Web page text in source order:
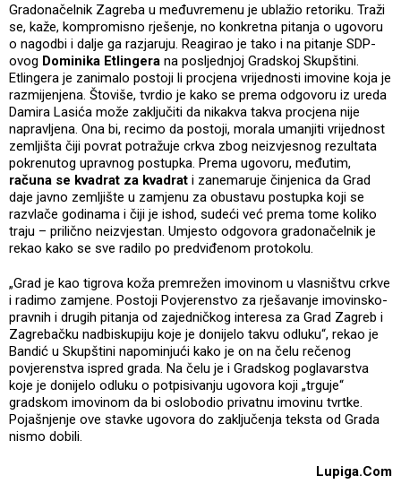
Gradonačelnik Zagreba u međuvremenu je ublažio retoriku. Traži
se, kaže, kompromisno rješenje, no konkretna pitanja o ugovoru
o nagodbi i dalje ga razjaruju. Reagirao je tako i na pitanje SDP-
ovog Dominika Etlingera na posljednjoj Gradskoj Skupštini.
Etlingera je zanimalo postoji li procjena vrijednosti imovine koja je
razmijenjena. Štoviše, tvrdio je kako se prema odgovoru iz ureda
Damira Lasića može zaključiti da nikakva takva procjena nije
napravljena. Ona bi, recimo da postoji, morala umanjiti vrijednost
zemljišta čiji povrat potražuje crkva zbog neizvjesnog rezultata
pokrenutog upravnog postupka. Prema ugovoru, međutim,
računa se kvadrat za kvadrat i zanemaruje činjenica da Grad
daje javno zemljište u zamjenu za obustavu postupka koji se
razvlače godinama i čiji je ishod, sudeći već prema tome koliko
traju – prilično neizvjestan. Umjesto odgovora gradonačelnik je
rekao kako se sve radilo po predviđenom protokolu.
„Grad je kao tigrova koža premrežen imovinom u vlasništvu crkve
i radimo zamjene. Postoji Povjerenstvo za rješavanje imovinsko-
pravnih i drugih pitanja od zajedničkog interesa za Grad Zagreb i
Zagrebačku nadbiskupiju koje je donijelo takvu odluku“, rekao je
Bandić u Skupštini napominjući kako je on na čelu rečenog
povjerenstva ispred grada. Na čelu je i Gradskog poglavarstva
koje je donijelo odluku o potpisivanju ugovora koji „trguje“
gradskom imovinom da bi oslobodio privatnu imovinu tvrtke.
Pojašnjenje ove stavke ugovora do zaključenja teksta od Grada
nismo dobili.
Lupiga.Com